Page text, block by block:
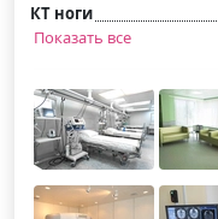
КТ ноги
Показать все